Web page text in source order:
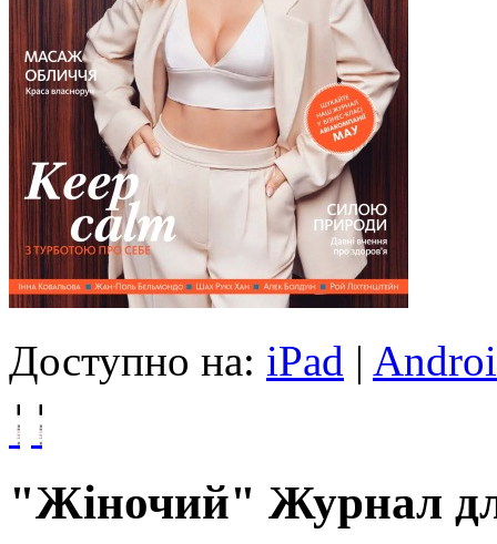
Доступно на: iPad |
"Жіночий" Журнал